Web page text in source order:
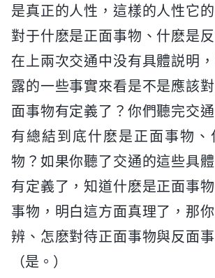
是真正的人性，這樣的人性它
對于什麽是正面事物、什麽是
在上兩次交通中没有具體説明
露的一些事實來看是不是應該
面事物有定義了？你們聽完交
有總結到底什麽是正面事物、
物？如果你聽了交通的這些具
有定義了，知道什麽是正面事
事物，明白這方面真理了，那
辨、怎麽對待正面事物與反面
（是。）